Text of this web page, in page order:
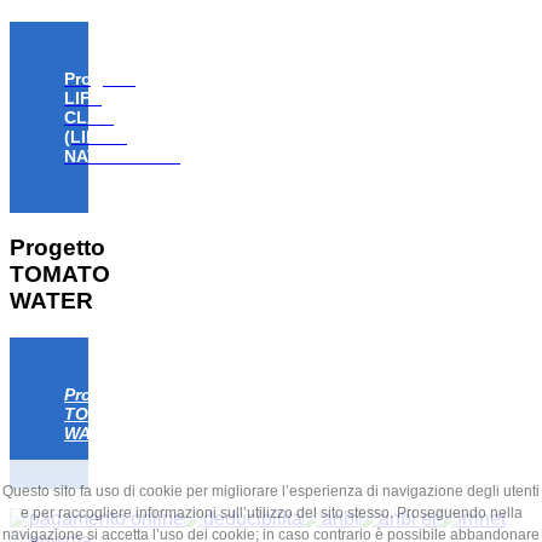
Progetto
LIFE
CLAW
(LIFE18
NAT/IT/000806)
Progetto
TOMATO
WATER
Progetto
TOMATO
WATER
Questo sito fa uso di cookie per migliorare l’esperienza di navigazione degli utenti
e per raccogliere informazioni sull’utilizzo del sito stesso. Proseguendo nella
navigazione si accetta l’uso dei cookie; in caso contrario è possibile abbandonare